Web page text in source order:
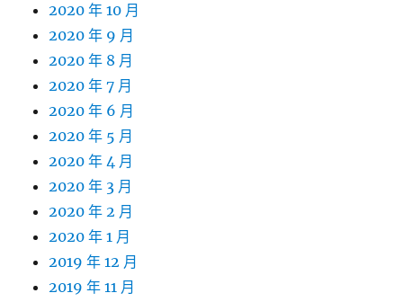
2020 年 10 月
2020 年 9 月
2020 年 8 月
2020 年 7 月
2020 年 6 月
2020 年 5 月
2020 年 4 月
2020 年 3 月
2020 年 2 月
2020 年 1 月
2019 年 12 月
2019 年 11 月